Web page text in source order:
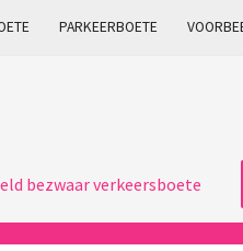
PARKEERBOETE
bezwaar verkeersboete